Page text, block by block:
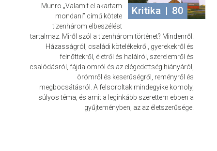
Kritika | 80
Munro „Valamit el akartam
mondani” című kötete
tizenhárom elbeszélést
tartalmaz. Miről szól a tizenhárom történet? Mindenről.
Házasságról, családi kötelékekről, gyerekekről és
felnőttekről, életről és halálról, szerelemről és
csalódásról, fájdalomról és az elégedettség hiányáról,
örömről és keserűségről, reményről és
megbocsátásról. A felsoroltak mindegyike komoly,
súlyos téma, és amit a leginkább szerettem ebben a
gyűjteményben, az az életszerűsége.